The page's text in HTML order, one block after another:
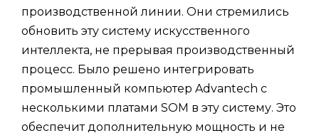
производственной линии. Они стремились
обновить эту систему искусственного
интеллекта, не прерывая производственный
процесс. Было решено интегрировать
промышленный компьютер Advantech с
несколькими платами SOM в эту систему. Это
обеспечит дополнительную мощность и не